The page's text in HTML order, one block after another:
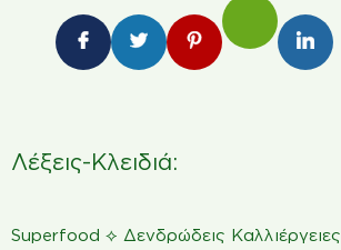
Λέξεις-Κλειδιά:
Superfood ⟡ Δενδρώδεις Καλλιέργειες